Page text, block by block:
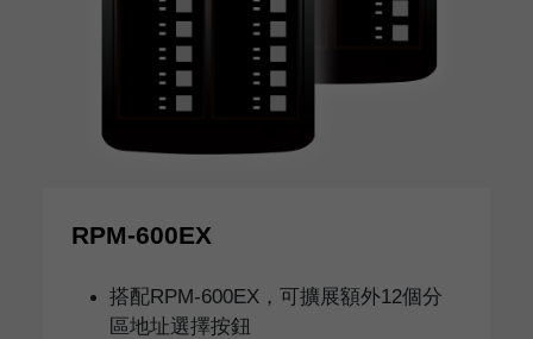
RPM-600EX
搭配RPM-600EX，可擴展額外12個分
區地址選擇按鈕